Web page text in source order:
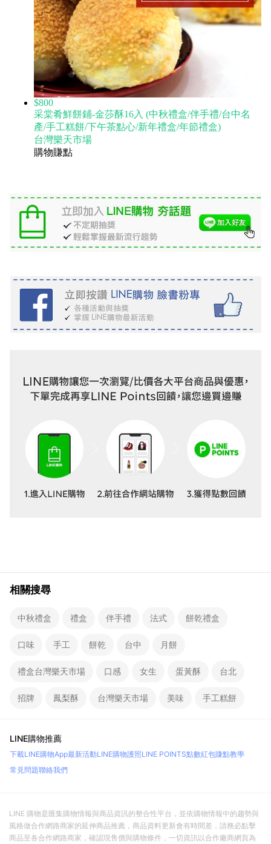
$800
采棠肴鮮餅鋪-金莎酥16入 (中秋禮盒/伴手禮/台中名
產/手工糕餅/下午茶點心/新年禮盒/年節禮盒)
台灣樂天市場
購物賺點
相關搜尋
中秋禮盒 禮盒 伴手禮 法式 餅乾禮盒
口味 手工 餅乾 台中 月餅
禮盒台灣樂天市場 口感 女生 蛋黃酥 台北
招牌 鳳梨酥 台灣樂天市場 美味 手工糕餅
LINE購物推薦
下載LINE購物App最新活動LINE購物護照LINE POINTS點數紅包賺點教學
常見問題聯絡我們
LINE 購物是匯集購物情報與商品資訊的整合性平台，並依購物情報中的趨勢與
風格做合作網路商家的延伸商品推薦，商品資料更新會有時間差，請務必點擊
商品至各合作網路商家，確認現售價與購物條件，一切資訊以合作廠商網頁為